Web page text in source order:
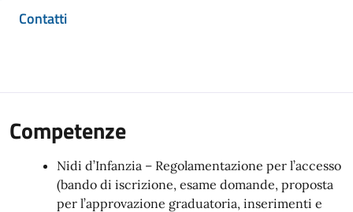
Contatti
Competenze
Nidi d’Infanzia – Regolamentazione per l’accesso
(bando di iscrizione, esame domande, proposta
per l’approvazione graduatoria, inserimenti e